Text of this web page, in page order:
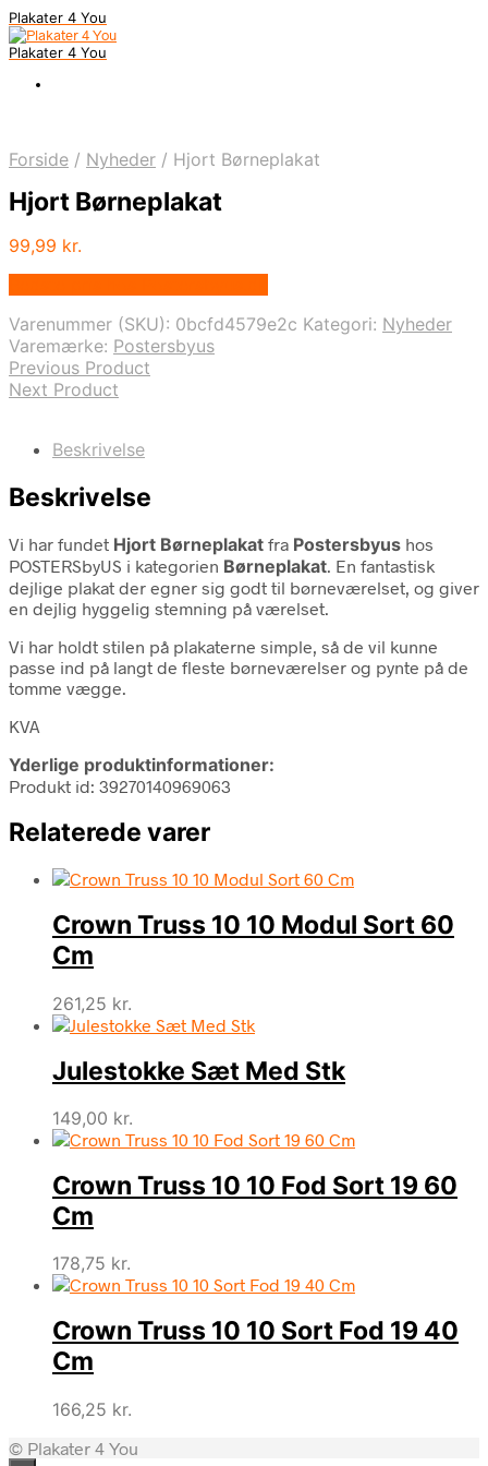
Plakater 4 You
Plakater 4 You
Forside / Nyheder / Hjort Børneplakat
Hjort Børneplakat
99,99 kr.
Varenummer (SKU): 0bcfd4579e2c Kategori: Nyheder
Varemærke: Postersbyus
Previous Product
Next Product
Beskrivelse
Beskrivelse
Vi har fundet Hjort Børneplakat fra Postersbyus hos
POSTERSbyUS i kategorien Børneplakat. En fantastisk
dejlige plakat der egner sig godt til børneværelset, og giver
en dejlig hyggelig stemning på værelset.
Vi har holdt stilen på plakaterne simple, så de vil kunne
passe ind på langt de fleste børneværelser og pynte på de
tomme vægge.
KVA
Yderlige produktinformationer:
Produkt id: 39270140969063
Relaterede varer
Crown Truss 10 10 Modul Sort 60
Cm
261,25 kr.
Julestokke Sæt Med Stk
149,00 kr.
Crown Truss 10 10 Fod Sort 19 60
Cm
178,75 kr.
Crown Truss 10 10 Sort Fod 19 40
Cm
166,25 kr.
© Plakater 4 You